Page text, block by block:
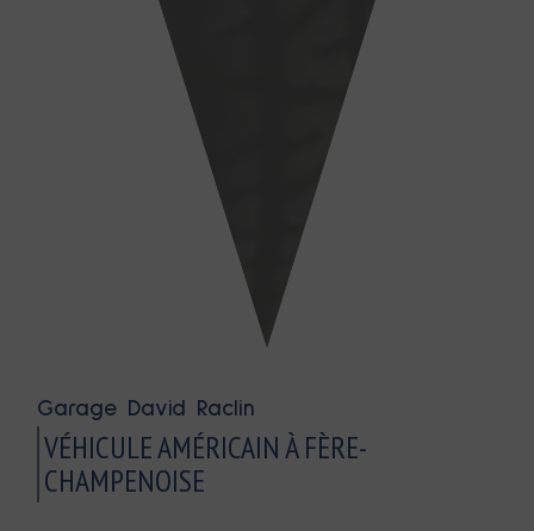
Garage David Raclin
VÉHICULE AMÉRICAIN À FÈRE-
CHAMPENOISE